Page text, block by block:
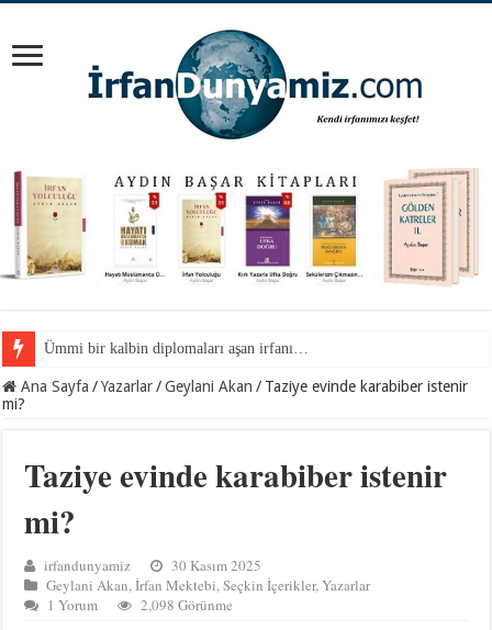
Camdaki yazılar…
Ana Sayfa / Yazarlar / Geylani Akan / Taziye evinde karabiber istenir
mi?
Taziye evinde karabiber istenir
mi?
irfandunyamiz
30 Kasım 2025
Geylani Akan,İrfan Mektebi,Seçkin İçerikler,Yazarlar
1 Yorum
2,098 Görünme